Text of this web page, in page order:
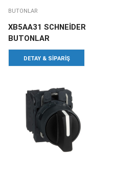
BUTONLAR
XB5AA31 SCHNEİDER
BUTONLAR
DETAY & SIPARIŞ